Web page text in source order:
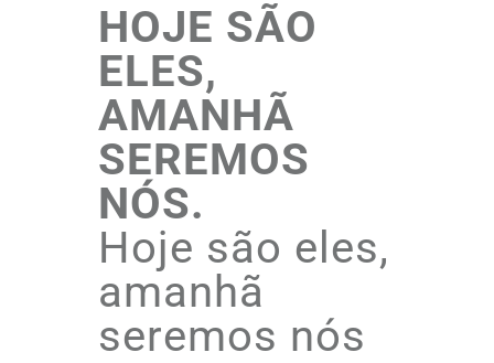
HOJE SÃO
ELES,
AMANHÃ
SEREMOS
NÓS.
Hoje são eles,
amanhã
seremos nós